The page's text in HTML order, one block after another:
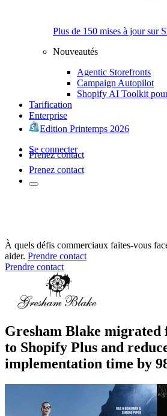
Plus de 150 mises à jour sur
Nouveautés
Agentic Storefronts
Campaign Autopilot
Shopify AI Toolkit
Tarification
Enterprise
Edition Printemps 2026
Se connecter
Prenez contact
Prenez contact
À quels défis commerciaux faites-vous
aider. Prendre contact
Prendre contact
Gresham Blake migrated
to Shopify Plus and
implementation time by